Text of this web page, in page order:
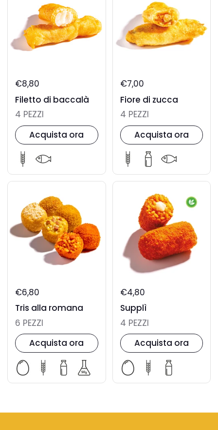
€8,80
Filetto di baccalà
4 PEZZI
Acquista ora
€7,00
Fiore di zucca
4 PEZZI
Acquista ora
€6,80
Tris alla romana
6 PEZZI
Acquista ora
€4,80
Supplì
4 PEZZI
Acquista ora